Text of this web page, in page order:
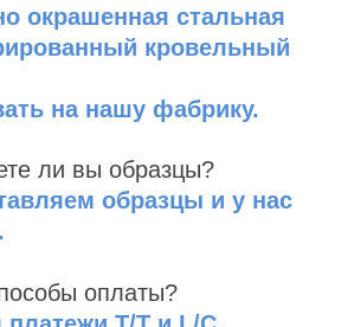
окрашенная стальная
кровельный
на нашу фабрику.
ли вы образцы?
образцы и у нас
оплаты?